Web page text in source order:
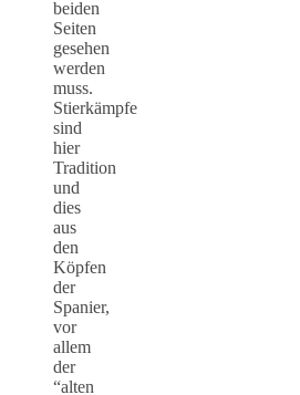
beiden
Seiten
gesehen
werden
muss.
Stierkämpfe
sind
hier
Tradition
und
dies
aus
den
Köpfen
der
Spanier,
vor
allem
der
“alten